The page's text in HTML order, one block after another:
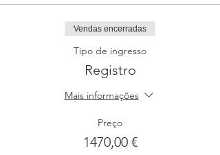
Vendas encerradas
Tipo de ingresso
Registro
Mais informações
Preço
1470,00 €